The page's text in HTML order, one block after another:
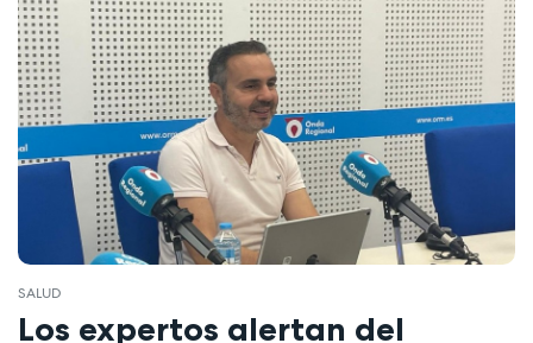
SALUD
Los expertos alertan del